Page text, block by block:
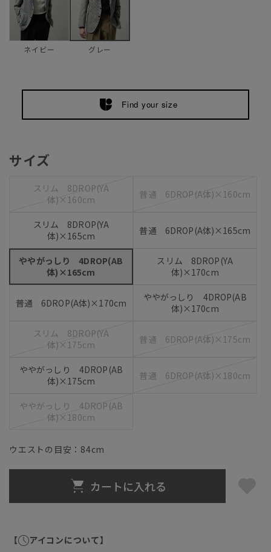
ネイビー グレー
Find your size
サイズ
スリム 8DROP(YA
体)×160cm
普通 6DROP(A体)×160cm
スリム 8DROP(YA
体)×165cm
普通 6DROP(A体)×165cm
ややがっしり 4DROP(AB
体)×165cm
スリム 8DROP(YA
体)×170cm
普通 6DROP(A体)×170cm
ややがっしり 4DROP(AB
体)×170cm
スリム 8DROP(YA
体)×175cm
普通 6DROP(A体)×175cm
ややがっしり 4DROP(AB
体)×175cm
普通 6DROP(A体)×180cm
ややがっしり 4DROP(AB
体)×180cm
ウエストの目安： 84cm
カートに入れる
【 アイコンについて】